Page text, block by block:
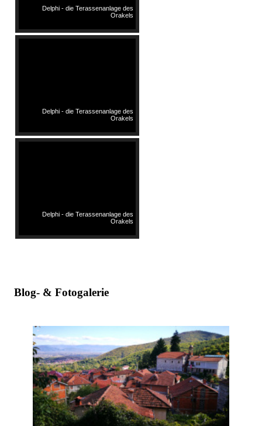
Delphi - die Terassenanlage des
Orakels
Delphi - die Terassenanlage des
Orakels
Delphi - die Terassenanlage des
Orakels
Blog- & Fotogalerie